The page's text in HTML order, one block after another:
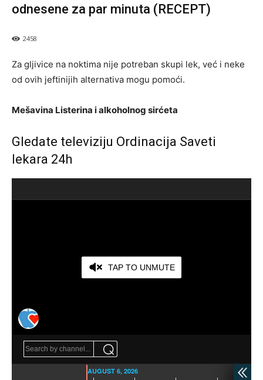
odnesene za par minuta (RECEPT)
2458
Za gljivice na noktima nije potreban skupi lek, već i neke
od ovih jeftinijih alternativa mogu pomoći.
Mešavina Listerina i alkoholnog sirćeta
Gledate televiziju Ordinacija Saveti
lekara 24h